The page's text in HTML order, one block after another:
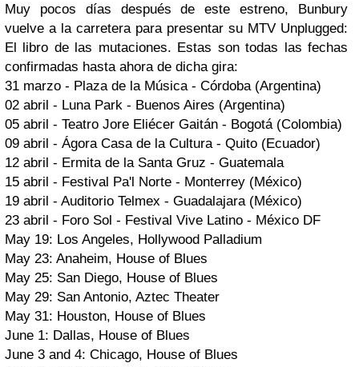
Muy pocos días después de este estreno, Bunbury
vuelve a la carretera para presentar su MTV Unplugged:
El libro de las mutaciones. Estas son todas las fechas
confirmadas hasta ahora de dicha gira:
31 marzo - Plaza de la Música - Córdoba (Argentina)
02 abril - Luna Park - Buenos Aires (Argentina)
05 abril - Teatro Jore Eliécer Gaitán - Bogotá (Colombia)
09 abril - Ágora Casa de la Cultura - Quito (Ecuador)
12 abril - Ermita de la Santa Gruz - Guatemala
15 abril - Festival Pa'l Norte - Monterrey (México)
19 abril - Auditorio Telmex - Guadalajara (México)
23 abril - Foro Sol - Festival Vive Latino - México DF
May 19: Los Angeles, Hollywood Palladium
May 23: Anaheim, House of Blues
May 25: San Diego, House of Blues
May 29: San Antonio, Aztec Theater
May 31: Houston, House of Blues
June 1: Dallas, House of Blues
June 3 and 4: Chicago, House of Blues